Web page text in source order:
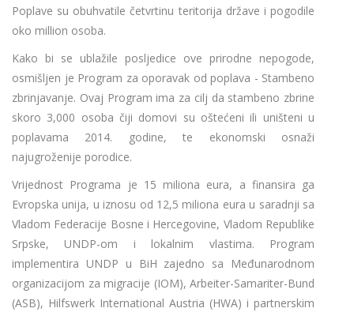
Poplave su obuhvatile četvrtinu teritorija države i pogodile
oko million osoba.
Kako bi se ublažile posljedice ove prirodne nepogode,
osmišljen je Program za oporavak od poplava - Stambeno
zbrinjavanje. Ovaj Program ima za cilj da stambeno zbrine
skoro 3,000 osoba čiji domovi su oštećeni ili uništeni u
poplavama 2014. godine, te ekonomski osnaži
najugroženije porodice.
Vrijednost Programa je 15 miliona eura, a finansira ga
Evropska unija, u iznosu od 12,5 miliona eura u saradnji sa
Vladom Federacije Bosne i Hercegovine, Vladom Republike
Srpske, UNDP-om i lokalnim vlastima. Program
implementira UNDP u BiH zajedno sa Međunarodnom
organizacijom za migracije (IOM), Arbeiter-Samariter-Bund
(ASB), Hilfswerk International Austria (HWA) i partnerskim